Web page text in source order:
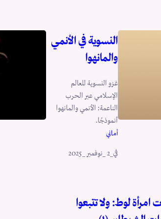
النسوية في الأنمي
والمانهوا
غزو النسوية للعالم
الإسلامي عبر الحرب
الناعمة: الأنمي والمانهوا
أنموذجًا.
أماني
في _2 _نوفمبر _2025
امرأة لوط: ولا تتبعوا